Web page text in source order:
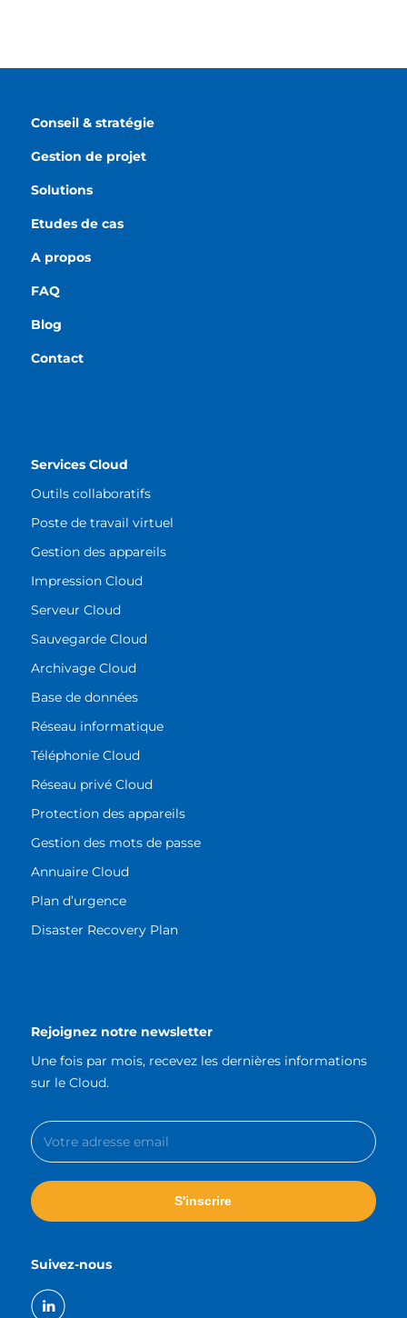
Conseil & stratégie
Gestion de projet
Solutions
Etudes de cas
A propos
FAQ
Blog
Contact
Services Cloud
Outils collaboratifs
Poste de travail virtuel
Gestion des appareils
Impression Cloud
Serveur Cloud
Sauvegarde Cloud
Archivage Cloud
Base de données
Réseau informatique
Téléphonie Cloud
Réseau privé Cloud
Protection des appareils
Gestion des mots de passe
Annuaire Cloud
Plan d’urgence
Disaster Recovery Plan
Rejoignez notre newsletter
Une fois par mois, recevez les dernières informations
sur le Cloud.
Suivez-nous